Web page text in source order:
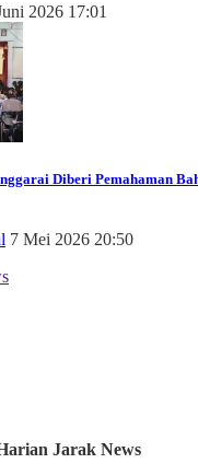
2026 17:01
Diberi Pemahaman
7 Mei 2026 20:50
Jarak News